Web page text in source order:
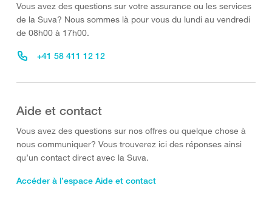
Vous avez des questions sur votre assurance ou les services
de la Suva? Nous sommes là pour vous du lundi au vendredi
de 08h00 à 17h00.
+41 58 411 12 12
Aide et contact
Vous avez des questions sur nos offres ou quelque chose à
nous communiquer? Vous trouverez ici des réponses ainsi
qu’un contact direct avec la Suva.
Accéder à l’espace Aide et contact